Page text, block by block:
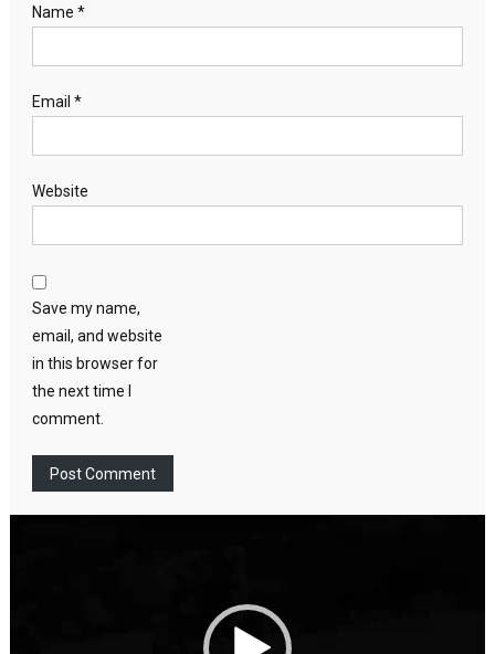
Name *
Email *
Website
Save my name,
email, and website
in this browser for
the next time I
comment.